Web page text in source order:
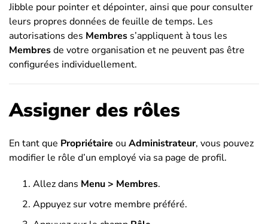
Jibble pour pointer et dépointer, ainsi que pour consulter
leurs propres données de feuille de temps. Les
autorisations des Membres s’appliquent à tous les
Membresde votre organisation et ne peuvent pas être
configurées individuellement.
Assigner des rôles
En tant que Propriétaire ou Administrateur, vous pouvez
modifier le rôle d’un employé via sa page de profil.
Allez dans Menu > Membres.
Appuyez sur votre membre préféré.